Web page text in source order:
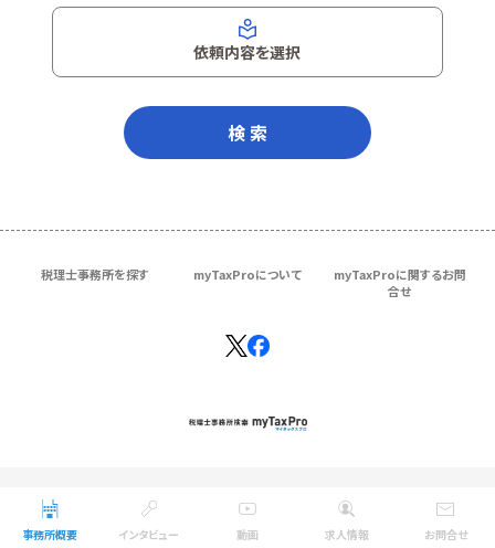
事務所概要 インタビュー 動画 求人情報 お問合せ
依頼内容を選択
検 索
税理士事務所を探す myTaxProについて
myTaxProに関するお問
合せ
Copyright © ＴＫＣ Corporation
All Rights Reserved.